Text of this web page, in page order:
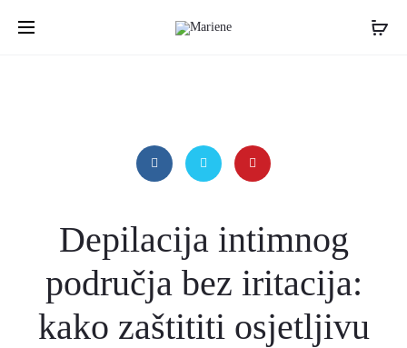
Depilacija intimnog
područja bez iritacija:
kako zaštititi osjetljivu